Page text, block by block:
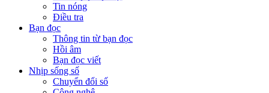
Tin nóng
Điều tra
Bạn đọc
Thông tin từ bạn đọc
Hồi âm
Bạn đọc viết
Nhịp sống số
Chuyển đổi số